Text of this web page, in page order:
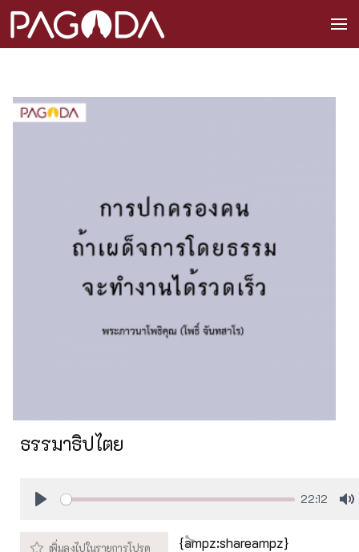
ธรรมาธิปไตย
22:12
{ampz:shareampz}